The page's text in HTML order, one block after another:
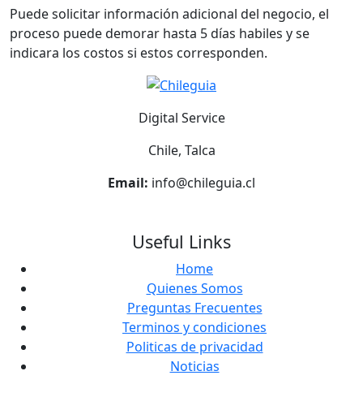
Puede solicitar información adicional del negocio, el
proceso puede demorar hasta 5 días habiles y se
indicara los costos si estos corresponden.
Digital Service
Chile, Talca
Email: info@chileguia.cl
Useful Links
Home
Quienes Somos
Preguntas Frecuentes
Terminos y condiciones
Politicas de privacidad
Noticias